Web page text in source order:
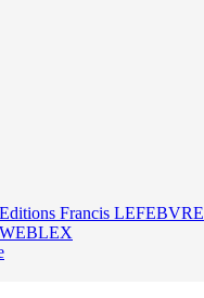
Francis LEFEBVRE
WEBLEX